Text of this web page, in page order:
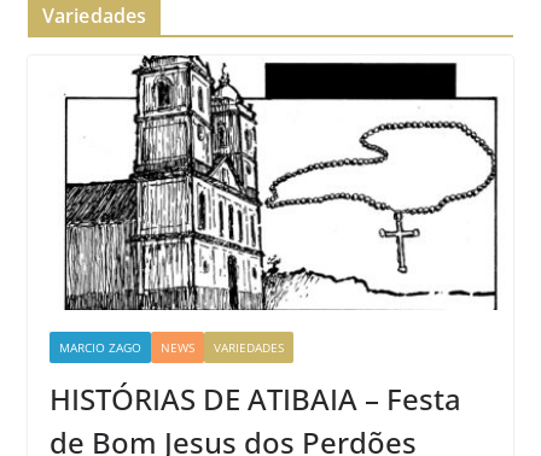
Variedades
MARCIO ZAGO NEWS VARIEDADES
HISTÓRIAS DE ATIBAIA – Festa
de Bom Jesus dos Perdões